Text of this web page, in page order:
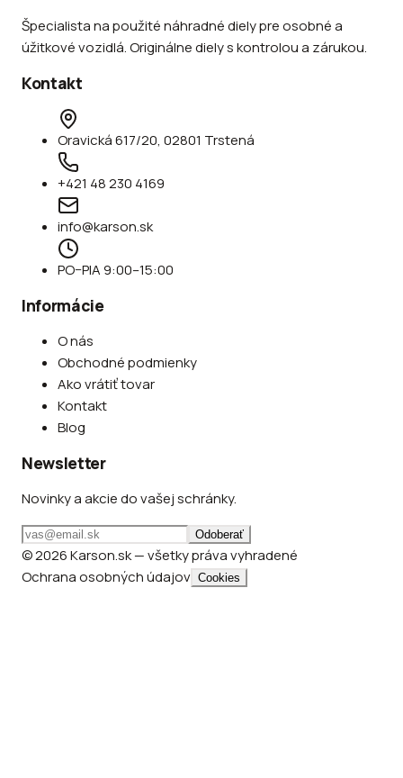
Špecialista na použité náhradné diely pre osobné a
úžitkové vozidlá. Originálne diely s kontrolou a zárukou.
Kontakt
Oravická 617/20, 02801 Trstená
+421 48 230 4169
info@karson.sk
PO–PIA 9:00–15:00
Informácie
O nás
Obchodné podmienky
Ako vrátiť tovar
Kontakt
Blog
Newsletter
Novinky a akcie do vašej schránky.
Odoberať
© 2026 Karson.sk — všetky práva vyhradené
Ochrana osobných údajov Cookies